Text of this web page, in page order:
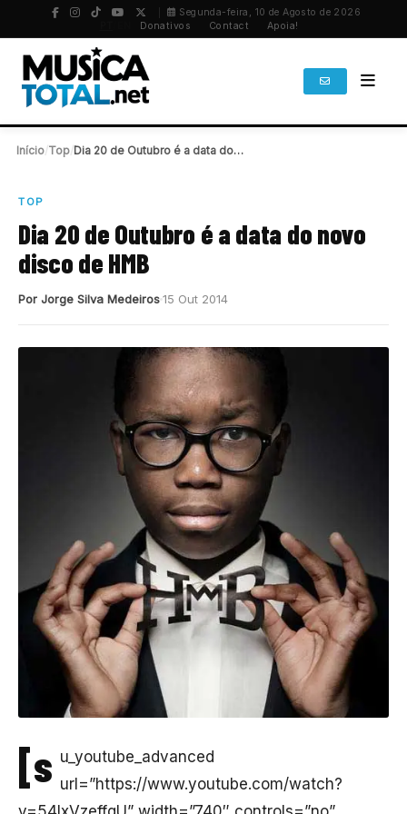
Segunda-feira, 10 de Agosto de 2026
Donativos Contact Apoia!
Início Top Dia 20 de Outubro é a data do…
TOP
Dia 20 de Outubro é a data do novo
disco de HMB
Por Jorge Silva Medeiros15 Out 2014
[s u_youtube_advanced
url=”https://www.youtube.com/watch?